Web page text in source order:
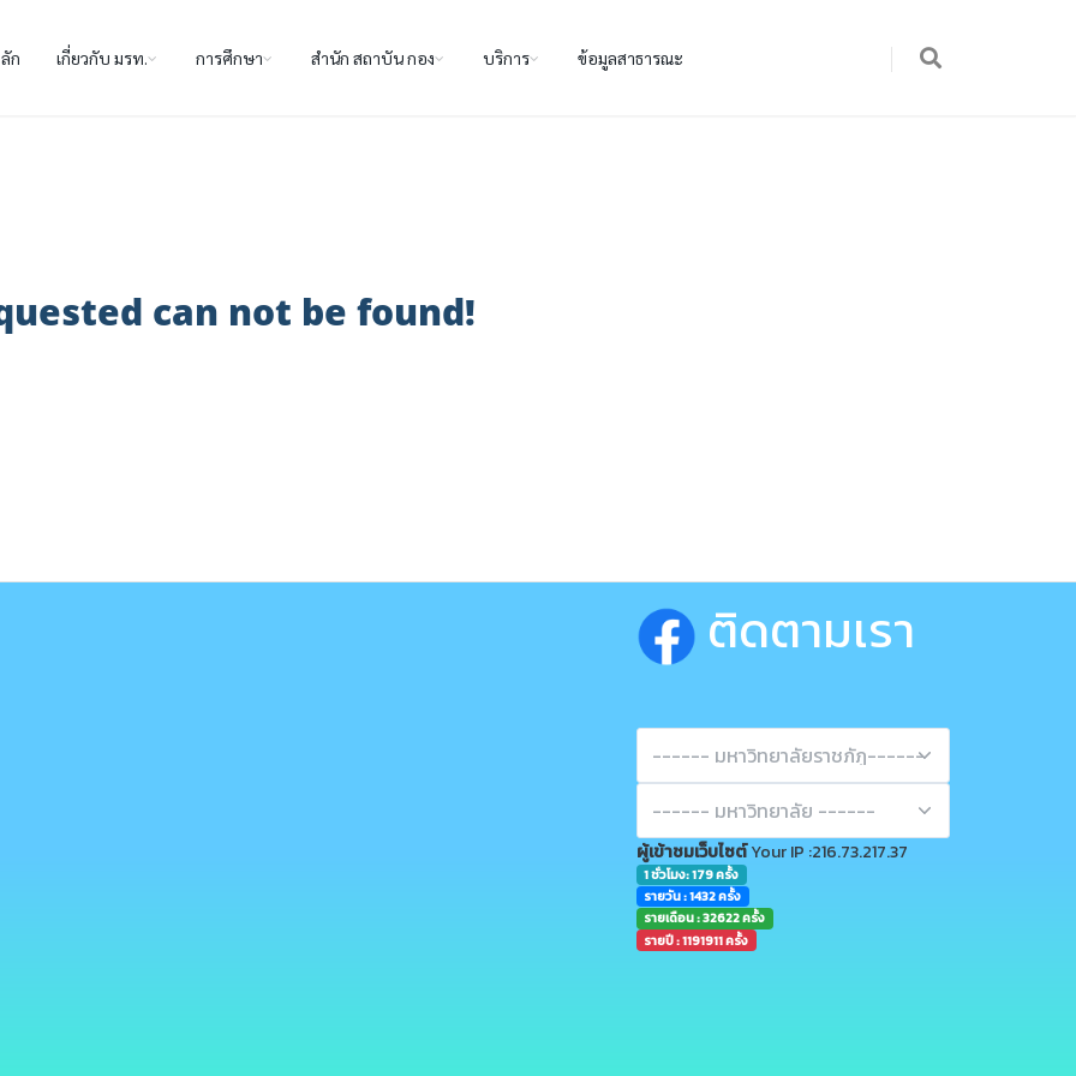
ก เกี่ยวกับ มรท. การศึกษา สำนัก สถาบัน กอง บริการ ข้อมูลสาธารณะ
can not be found!
ติดตามเรา
ผู้เข้าชมเว็บไซต์Your IP :216.73.217.37
1 ชั่วโมง: 179 ครั้ง
รายวัน : 1432 ครั้ง
รายเดือน : 32622 ครั้ง
รายปี : 1191911 ครั้ง